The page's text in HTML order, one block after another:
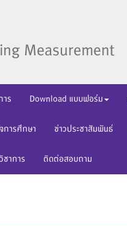
าร Download แบบฟอร์ม
การศึกษา ข่าวประชาสัมพันธ์
าการ ติดต่อสอบถาม